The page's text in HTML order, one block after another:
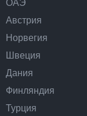
Австрия
Норвегия
Швеция
Дания
Финляндия
Турция